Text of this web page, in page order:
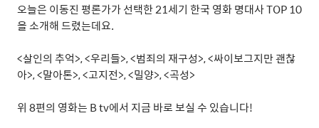
오늘은 이동진 평론가가 선택한21세기 한국 영화 명대사TOP 10
을 소개해 드렸는데요.
<살인의 추억>, <우리들>, <범죄의 재구성>, <싸이보그지만 괜찮
아>, <말아톤>, <고지전>, <밀양>, <곡성>
위 8편의 영화는 B tv에서 지금 바로 보실 수 있습니다!